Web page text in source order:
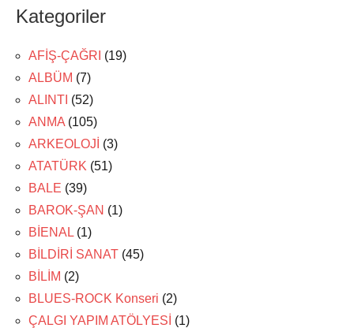
Kategoriler
AFİŞ-ÇAĞRI (19)
ALBÜM (7)
ALINTI (52)
ANMA (105)
ARKEOLOJİ (3)
ATATÜRK (51)
BALE (39)
BAROK-ŞAN (1)
BİENAL (1)
BİLDİRİ SANAT (45)
BİLİM (2)
BLUES-ROCK Konseri (2)
ÇALGI YAPIM ATÖLYESİ (1)